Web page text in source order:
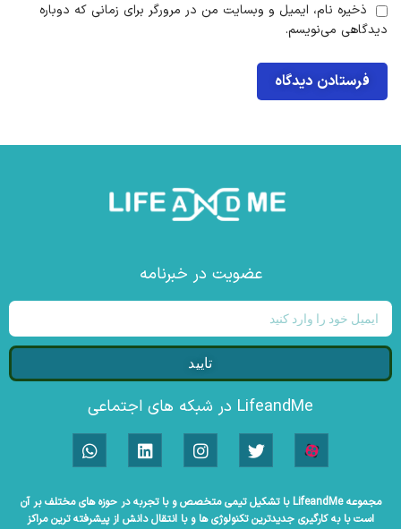
ذخیره نام، ایمیل و وبسایت من در مرورگر برای زمانی که دوباره
دیدگاهی می‌نویسم.
عضویت در خبرنامه
تایید
LifeandMe در شبکه های اجتماعی
مجموعه LifeandMe با تشکیل تیمی متخصص و با تجربه در حوزه های مختلف بر آن
است با به کارگیری جدیدترین تکنولوژی ها و با انتقال دانش از پیشرفته ترین مراکز